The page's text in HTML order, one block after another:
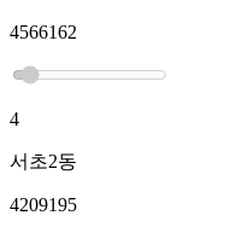
4566162
4
서초2동
4209195